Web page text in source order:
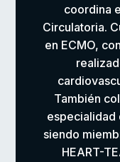
coordina
Circulatoria.
en ECMO,
También
especialidad
siendo
HEART-